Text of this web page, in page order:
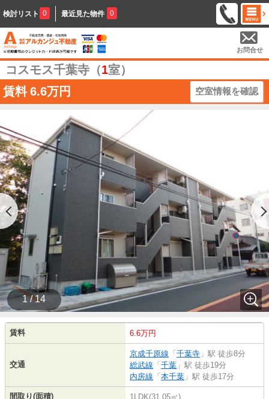
検討リスト 0 最近見た物件 0
お問合せ
コスモス千葉寺（1室）
賃料 6.6万円 空室情報を確認
1 / 14
賃料 6.6万円
交通
京成千原線 「 千葉寺 」駅 徒歩8分
総武線 「 千葉 」駅 徒歩19分
内房線 「 本千葉 」駅 徒歩17分
間取り(面積) 1LDK(31.05㎡)